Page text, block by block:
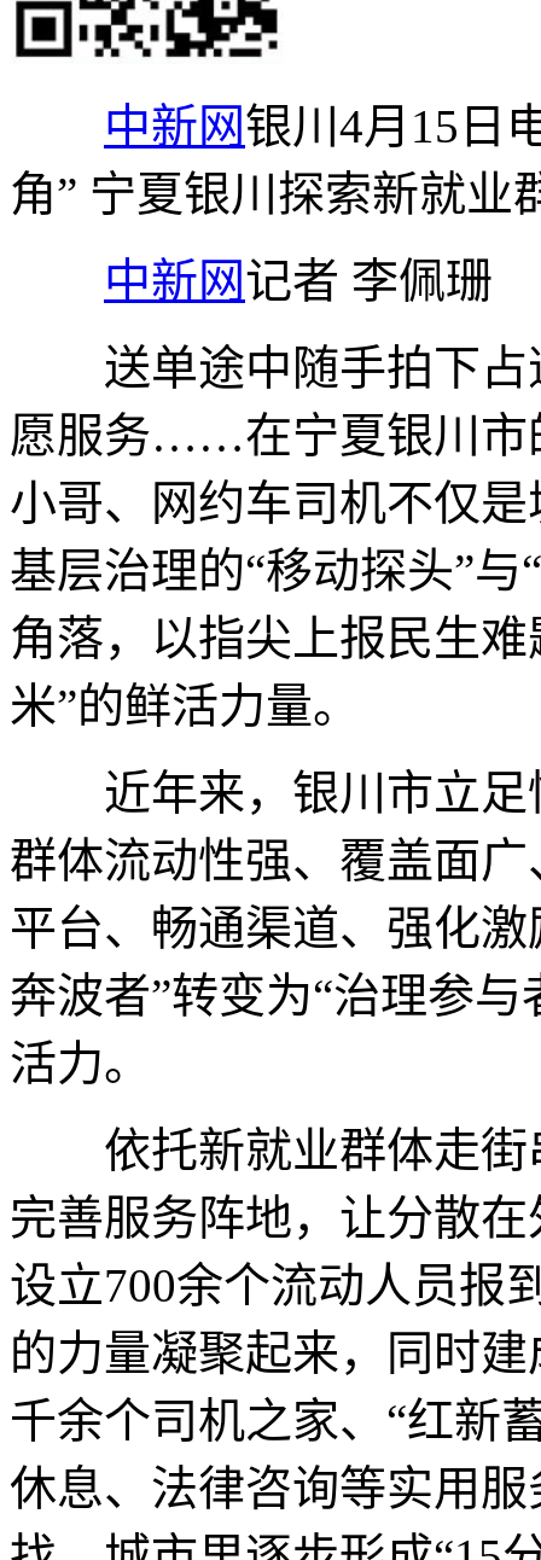
中新网银川4月15日
角” 宁夏银川探索新就业
中新网记者 李佩珊
送单途中随手拍下占
愿服务……在宁夏银川市
小哥、网约车司机不仅
基层治理的“移动探头”
角落，以指尖上报民生
米”的鲜活力量。
近年来，银川市立足
群体流动性强、覆盖面
平台、畅通渠道、强化
奔波者”转变为“治理参
活力。
依托新就业群体走街
完善服务阵地，让分散
设立700余个流动人员报
的力量凝聚起来，同时
千余个司机之家、“红新
休息、法律咨询等实用